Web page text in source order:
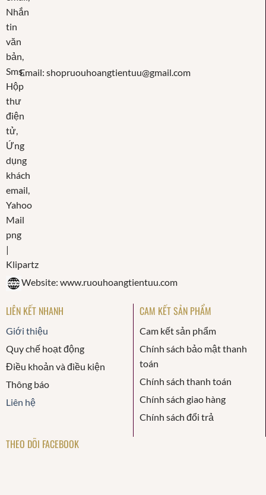
Email: shopruouhoangtientuu@gmail.com
Website: www.ruouhoangtientuu.com
LIÊN KẾT NHANH
Giới thiệu
Quy chế hoạt động
Điều khoản và điều kiện
Thông báo
Liên hệ
CAM KẾT SẢN PHẨM
Cam kết sản phẩm
Chính sách bảo mật thanh
toán
Chính sách thanh toán
Chính sách giao hàng
Chính sách đổi trả
THEO DÕI FACEBOOK